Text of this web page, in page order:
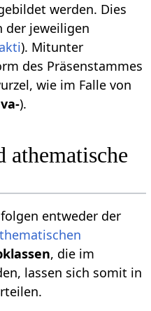
werden. Dies
der jeweiligen
). Mitunter
des Präsenstammes
wie im Falle von
).
athematische
entweder der
, die im
lassen sich somit in